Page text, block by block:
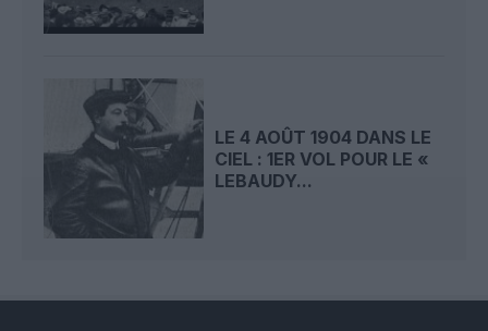
LE 4 AOÛT 1904 DANS LE
CIEL : 1ER VOL POUR LE «
LEBAUDY...